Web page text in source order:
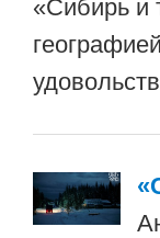
«Сибирь и